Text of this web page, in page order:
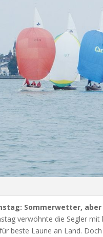
Sommerwetter,
verwöhnte die Segler
beste Laune an Land.